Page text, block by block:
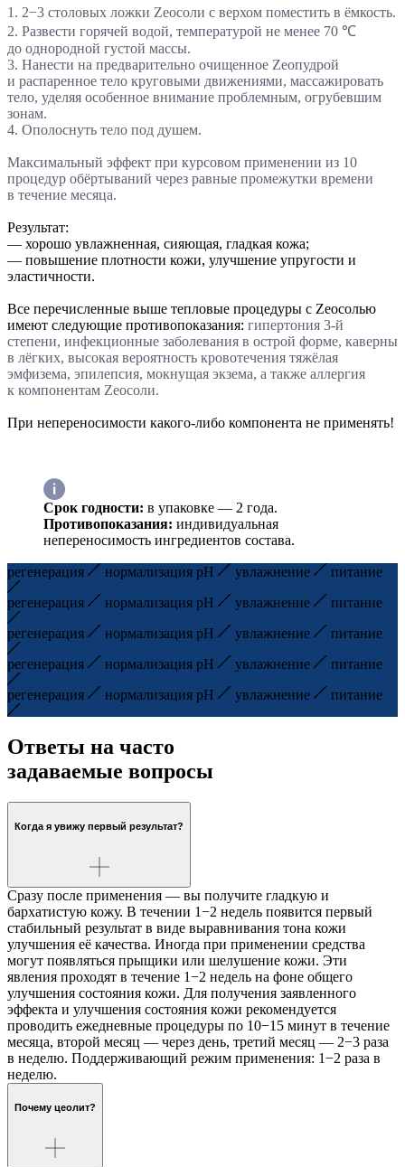
1. 2−3 столовых ложки Zеосоли с верхом поместить в ёмкость.
2. Развести горячей водой, температурой не менее 70 ℃
до однородной густой массы.
3. Нанести на предварительно очищенное Zеопудрой
и распаренное тело круговыми движениями, массажировать
тело, уделяя особенное внимание проблемным, огрубевшим
зонам.
4. Ополоснуть тело под душем.
Максимальный эффект при курсовом применении из 10
процедур обёртываний через равные промежутки времени
в течение месяца.
Результат:
— хорошо увлажненная, сияющая, гладкая кожа;
— повышение плотности кожи, улучшение упругости и
эластичности.
Все перечисленные выше тепловые процедуры с Zеосолью
имеют следующие противопоказания: гипертония 3-й
степени, инфекционные заболевания в острой форме, каверны
в лёгких, высокая вероятность кровотечения тяжёлая
эмфизема, эпилепсия, мокнущая экзема, а также аллергия
к компонентам Zеосоли.
При непереносимости какого-либо компонента не применять!
Срок годности: в упаковке — 2 года.
Противопоказания: индивидуальная
непереносимость ингредиентов состава.
регенерация нормализация pH увлажнение
питание
регенерация
нормализация pH увлажнение
питание
регенерация
нормализация pH увлажнение
питание
регенерация
нормализация pH увлажнение
питание
регенерация
нормализация pH увлажнение питание
Ответы на часто
задаваемые вопросы
Когда я увижу первый результат?
Сразу после применения — вы получите гладкую и
бархатистую кожу. В течении 1−2 недель появится первый
стабильный результат в виде выравнивания тона кожи
улучшения её качества. Иногда при применении средства
могут появляться прыщики или шелушение кожи. Эти
явления проходят в течение 1−2 недель на фоне общего
улучшения состояния кожи. Для получения заявленного
эффекта и улучшения состояния кожи рекомендуется
проводить ежедневные процедуры по 10−15 минут в течение
месяца, второй месяц — через день, третий месяц — 2−3 раза
в неделю. Поддерживающий режим применения: 1−2 раза в
неделю.
Почему цеолит?